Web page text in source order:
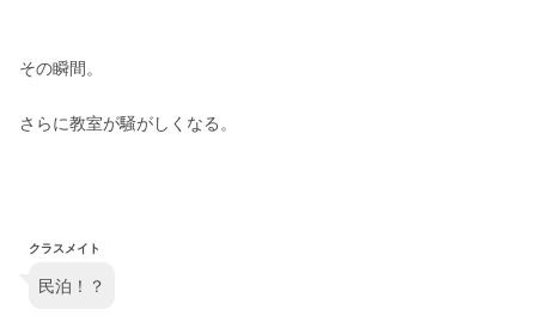
その瞬間。
さらに教室が騒がしくなる。
クラスメイト
民泊！？